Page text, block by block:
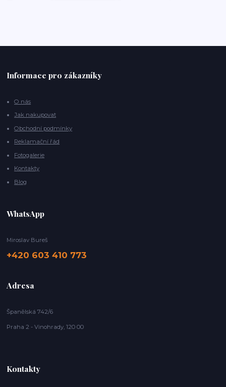
Informace pro zákazníky
O nás
Jak nakupovat
Obchodní podmínky
Reklamační řád
Fotogalerie
Kontakty
Blog
WhatsApp
Miroslav Bureš
+420 603 410 773
Adresa
Španělská 742/6
Praha 2 - Vinohrady, 120 00
Kontakty